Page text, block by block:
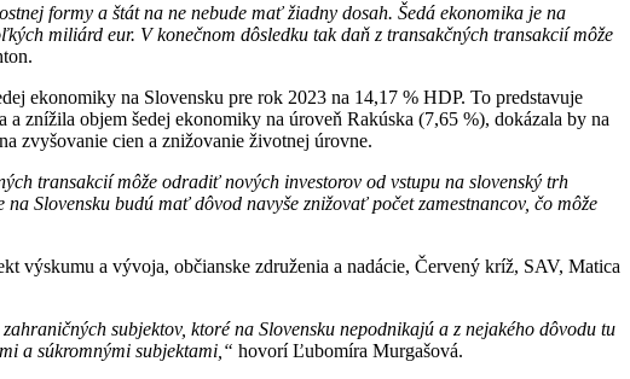
formy a štát na ne nebude mať žiadny dosah. Šedá ekonomika je na
miliárd eur. V konečnom dôsledku tak daň z transakčných transakcií môže
ekonomiky na Slovensku pre rok 2023 na 14,17 % HDP. To predstavuje
znížila objem šedej ekonomiky na úroveň Rakúska (7,65 %), dokázala by na
zvyšovanie cien a znižovanie životnej úrovne.
transakcií môže odradiť nových investorov od vstupu na slovenský trh
Slovensku budú mať dôvod navyše znižovať počet zamestnancov, čo môže
výskumu a vývoja, občianske združenia a nadácie, Červený kríž, SAV, Matica
subjektov, ktoré na Slovensku nepodnikajú a z nejakého dôvodu tu
a súkromnými subjektami,“ hovorí Ľubomíra Murgašová.